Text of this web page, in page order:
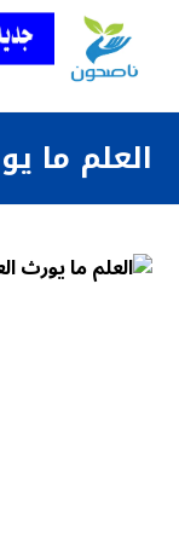
العلم ما